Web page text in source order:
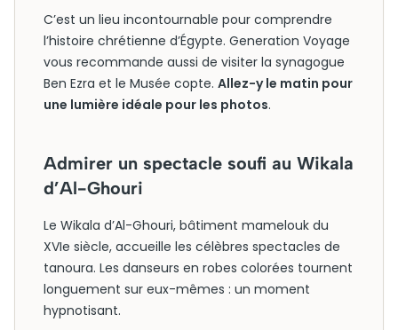
C’est un lieu incontournable pour comprendre
l’histoire chrétienne d’Égypte. Generation Voyage
vous recommande aussi de visiter la synagogue
Ben Ezra et le Musée copte. Allez-y le matin pour
une lumière idéale pour les photos.
Admirer un spectacle soufi au Wikala
d’Al-Ghouri
Le Wikala d’Al-Ghouri, bâtiment mamelouk du
XVIe siècle, accueille les célèbres spectacles de
tanoura. Les danseurs en robes colorées tournent
longuement sur eux-mêmes : un moment
hypnotisant.